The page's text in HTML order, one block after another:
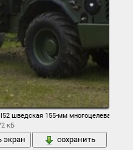
мировой войны истребитель
шведская 155-мм многоцелевая
кБ
экран сохранить